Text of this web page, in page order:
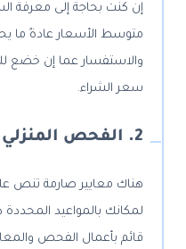
إن كنت بحاجة إلى معرفة
متوسط الأسعار عادةً ما
والاستفسار عما إن خضع
سعر الشراء.
2. الفحص المنزلي والتثمين المنُصف
هناك معايير صارمة تنص
لمكانك بالمواعيد المحددة
قائم بأعمال الفحص